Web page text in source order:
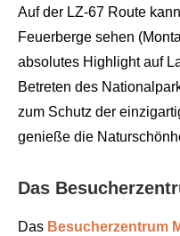
Auf der LZ-67 Route
Feuerberge sehen
absolutes Highlight auf
Betreten des
zum Schutz der
genieße die
Das
Das Besucherzentrum